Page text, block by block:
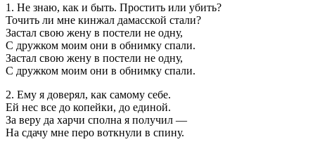
1. Не знаю, как и быть. Простить или убить?
Точить ли мне кинжал дамасской стали?
Застал свою жену в постели не одну,
С дружком моим они в обнимку спали.
Застал свою жену в постели не одну,
С дружком моим они в обнимку спали.
2. Ему я доверял, как самому себе.
Ей нес все до копейки, до единой.
За веру да харчи сполна я получил —
На сдачу мне перо воткнули в спину.